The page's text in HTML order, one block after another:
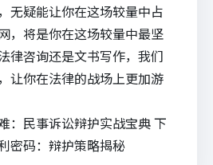
无疑能让你在这场较量中占
，将是你在这场较量中最坚
律咨询还是文书写作，我们
让你在法律的战场上更加游
：民事诉讼辩护实战宝典下
密码：辩护策略揭秘